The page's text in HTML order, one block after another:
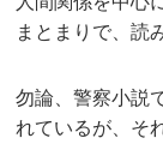
まとまりで、読
勿論、警察小説
れているが、そ